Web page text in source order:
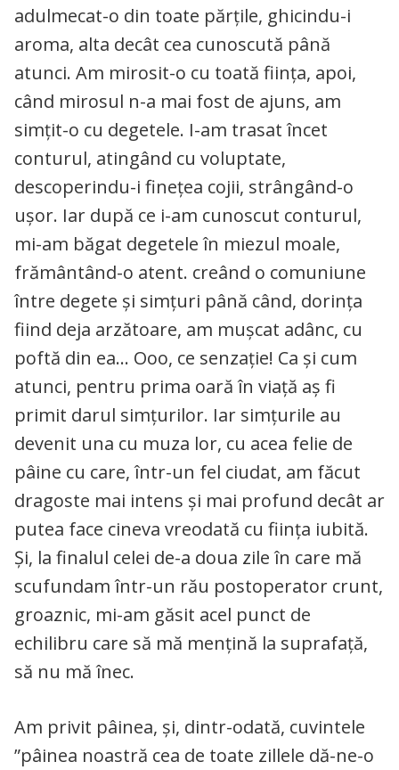
adulmecat-o din toate părțile, ghicindu-i
aroma, alta decât cea cunoscută până
atunci. Am mirosit-o cu toată ființa, apoi,
când mirosul n-a mai fost de ajuns, am
simțit-o cu degetele. I-am trasat încet
conturul, atingând cu voluptate,
descoperindu-i finețea cojii, strângând-o
ușor. Iar după ce i-am cunoscut conturul,
mi-am băgat degetele în miezul moale,
frământând-o atent. creând o comuniune
între degete și simțuri până când, dorința
fiind deja arzătoare, am mușcat adânc, cu
poftă din ea… Ooo, ce senzație! Ca și cum
atunci, pentru prima oară în viață aș fi
primit darul simțurilor. Iar simțurile au
devenit una cu muza lor, cu acea felie de
pâine cu care, într-un fel ciudat, am făcut
dragoste mai intens și mai profund decât ar
putea face cineva vreodată cu ființa iubită.
Și, la finalul celei de-a doua zile în care mă
scufundam într-un rău postoperator crunt,
groaznic, mi-am găsit acel punct de
echilibru care să mă mențină la suprafață,
să nu mă înec.
Am privit pâinea, și, dintr-odată, cuvintele
”pâinea noastră cea de toate zillele dă-ne-o